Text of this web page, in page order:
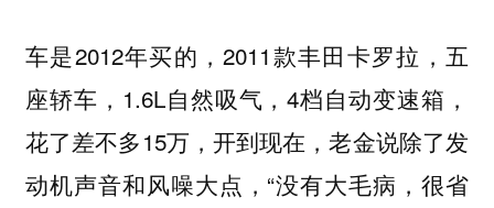
车是2012年买的，2011款丰田卡罗拉，五
座轿车，1.6L自然吸气，4档自动变速箱，
花了差不多15万，开到现在，老金说除了发
动机声音和风噪大点，“没有大毛病，很省